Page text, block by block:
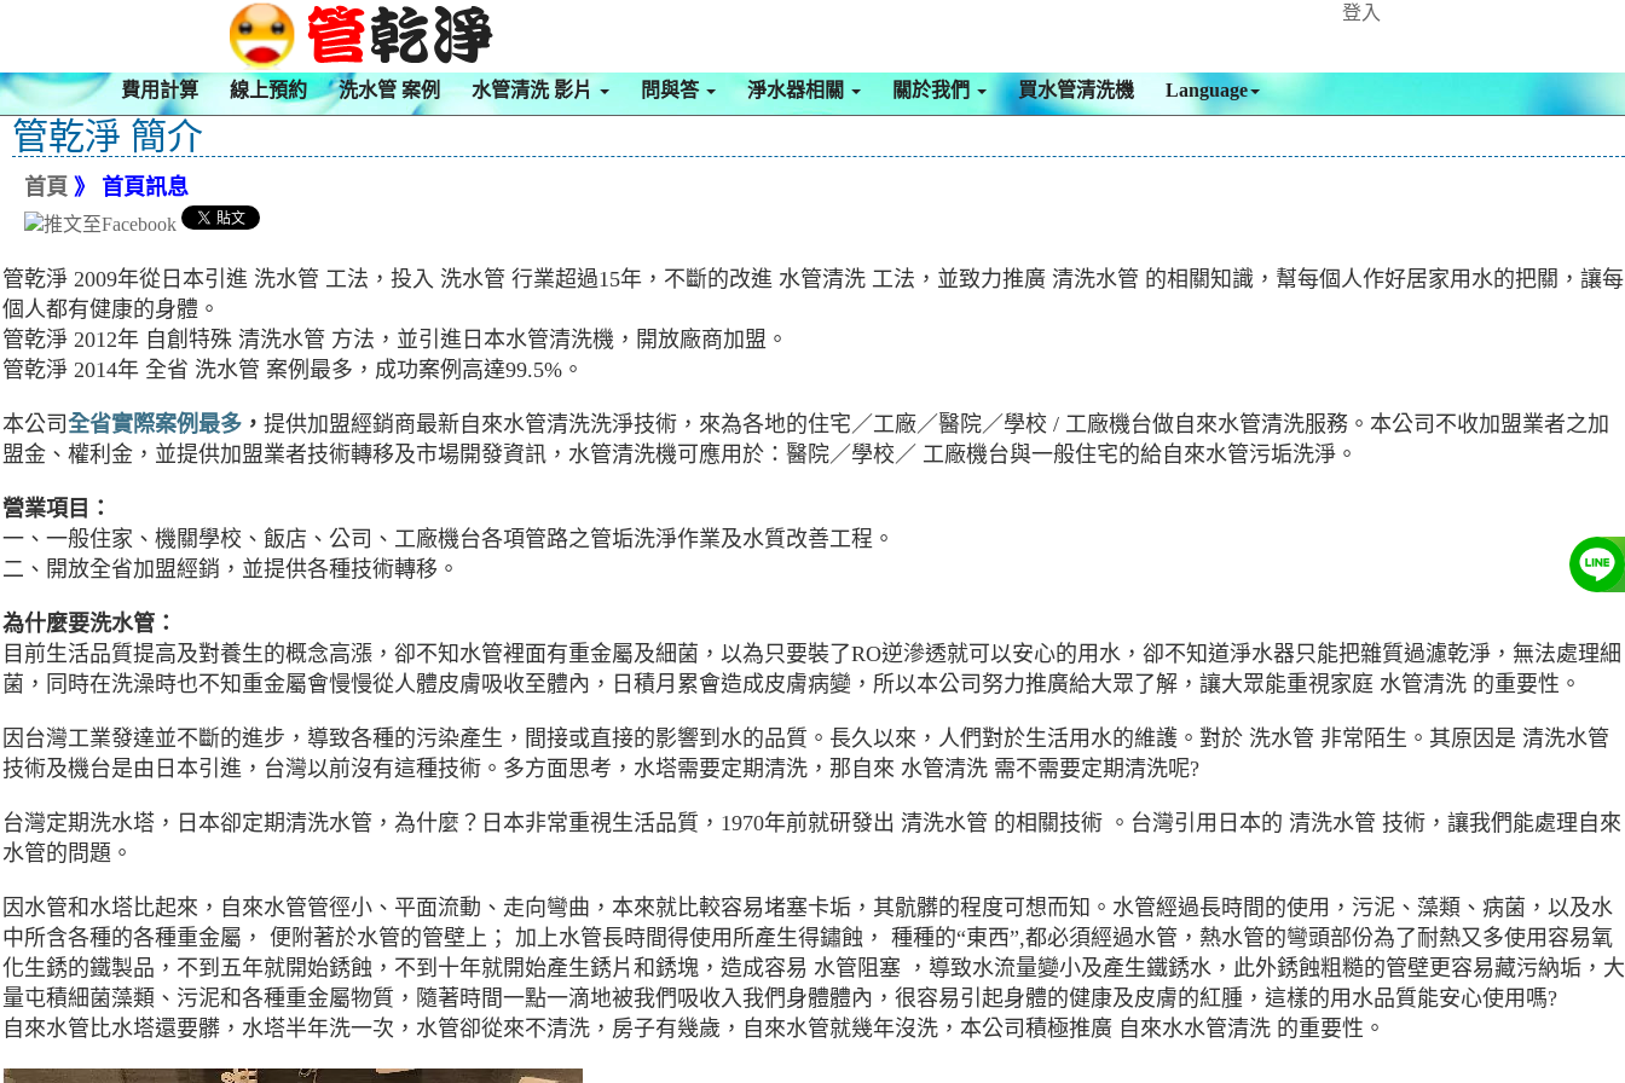
登入
費用計算 線上預約 洗水管 案例 水管清洗 影片 問與答 淨水器相關 關於我們 買水管清洗機 Language
管乾淨 簡介
首頁 》 首頁訊息
管乾淨 2009年從日本引進 洗水管 工法，投入 洗水管 行業超過15年，不斷的改進 水管清洗 工法，並致力推廣 清洗水管 的相關知識，幫每個人作好居家用水的把關，讓每
個人都有健康的身體。
管乾淨 2012年 自創特殊 清洗水管 方法，並引進日本水管清洗機，開放廠商加盟。
管乾淨 2014年 全省 洗水管 案例最多，成功案例高達99.5%。
本公司 全省實際案例最多 ， 提供加盟經銷商最新自來水管清洗洗淨技術，來為各地的住宅／工廠／醫院／學校 / 工廠機台做自來水管清洗服務。本公司不收加盟業者之加
盟金、權利金，並提供加盟業者技術轉移及市場開發資訊，水管清洗機可應用於：醫院／學校／ 工廠機台與一般住宅的給自來水管污垢洗淨。
營業項目：
一、一般住家、機關學校、飯店、公司、工廠機台各項管路之管垢洗淨作業及水質改善工程。
二、開放全省加盟經銷，並提供各種技術轉移。
為什麼要洗水管：
目前生活品質提高及對養生的概念高漲，卻不知水管裡面有重金屬及細菌，以為只要裝了RO逆滲透就可以安心的用水，卻不知道淨水器只能把雜質過濾乾淨，無法處理細
菌，同時在洗澡時也不知重金屬會慢慢從人體皮膚吸收至體內，日積月累會造成皮膚病變，所以本公司努力推廣給大眾了解，讓大眾能重視家庭 水管清洗 的重要性。
因台灣工業發達並不斷的進步，導致各種的污染產生，間接或直接的影響到水的品質。長久以來，人們對於生活用水的維護。對於 洗水管 非常陌生。其原因是 清洗水管
技術及機台是由日本引進，台灣以前沒有這種技術。多方面思考，水塔需要定期清洗，那自來 水管清洗 需不需要定期清洗呢?
台灣定期洗水塔，日本卻定期清洗水管，為什麼？日本非常重視生活品質，1970年前就研發出 清洗水管 的相關技術 。台灣引用日本的 清洗水管 技術，讓我們能處理自來
水管的問題。
因水管和水塔比起來，自來水管管徑小、平面流動、走向彎曲，本來就比較容易堵塞卡垢，其骯髒的程度可想而知。水管經過長時間的使用，污泥、藻類、病菌，以及水
中所含各種的各種重金屬， 便附著於水管的管壁上； 加上水管長時間得使用所產生得鏽蝕， 種種的“東西”,都必須經過水管，熱水管的彎頭部份為了耐熱又多使用容易氧
化生銹的鐵製品，不到五年就開始銹蝕，不到十年就開始產生銹片和銹塊，造成容易 水管阻塞 ，導致水流量變小及產生鐵銹水，此外銹蝕粗糙的管壁更容易藏污納垢，大
量屯積細菌藻類、污泥和各種重金屬物質，隨著時間一點一滴地被我們吸收入我們身體體內，很容易引起身體的健康及皮膚的紅腫，這樣的用水品質能安心使用嗎?
自來水管比水塔還要髒，水塔半年洗一次，水管卻從來不清洗，房子有幾歲，自來水管就幾年沒洗，本公司積極推廣 自來水水管清洗 的重要性。